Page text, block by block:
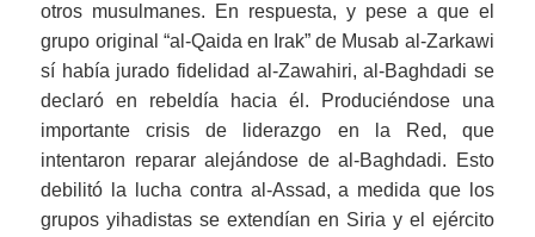
otros musulmanes. En respuesta, y pese a que el
grupo original “al-Qaida en Irak”de Musab al-Zarkawi
sí había jurado fidelidad al-Zawahiri, al-Baghdadi se
declaró en rebeldía hacia él. Produciéndose una
importante crisis de liderazgo en la Red, que
intentaron reparar alejándose de al-Baghdadi. Esto
debilitó la lucha contra al-Assad, a medida que los
grupos yihadistas se extendían en Siria y el ejército